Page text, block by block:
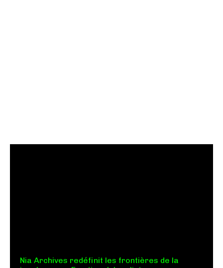
Nia Archives redéfinit les frontières de la